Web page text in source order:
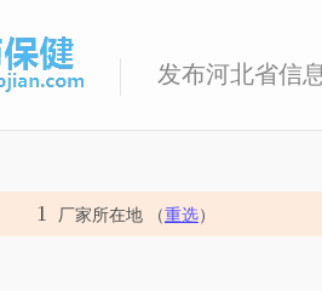
发布河北省信
1 厂家所在地 （重选）